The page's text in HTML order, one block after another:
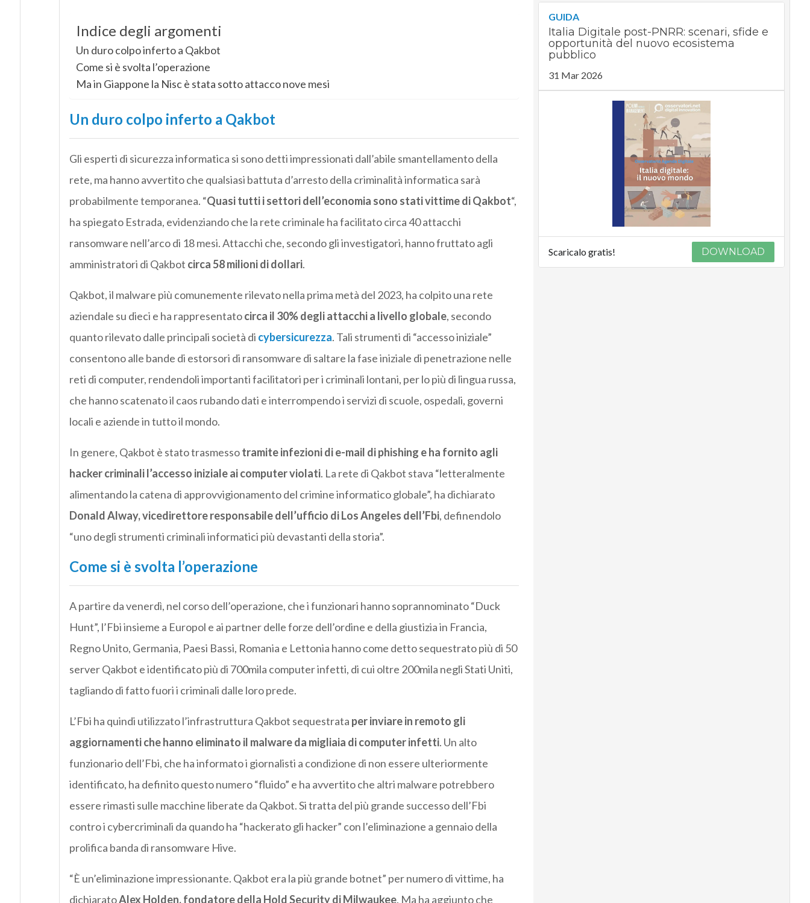
Indice degli argomenti
Un duro colpo inferto a Qakbot
Come si è svolta l’operazione
Ma in Giappone la Nisc è stata sotto attacco nove mesi
Un duro colpo inferto a Qakbot
Gli esperti di sicurezza informatica si sono detti impressionati dall’abile smantellamento della
rete, ma hanno avvertito che qualsiasi battuta d’arresto della criminalità informatica sarà
probabilmente temporanea. “Quasi tutti i settori dell’economia sono stati vittime di Qakbot“,
ha spiegato Estrada, evidenziando che la rete criminale ha facilitato circa 40 attacchi
ransomware nell’arco di 18 mesi. Attacchi che, secondo gli investigatori, hanno fruttato agli
amministratori di Qakbot circa 58 milioni di dollari.
Qakbot, il malware più comunemente rilevato nella prima metà del 2023, ha colpito una rete
aziendale su dieci e ha rappresentatocirca il 30% degli attacchi a livello globale, secondo
quanto rilevato dalle principali società di cybersicurezza. Tali strumenti di “accesso iniziale”
consentono alle bande di estorsori di ransomware di saltare la fase iniziale di penetrazione nelle
reti di computer, rendendoli importanti facilitatori per i criminali lontani, per lo più di lingua russa,
che hanno scatenato il caos rubando dati e interrompendo i servizi di scuole, ospedali, governi
locali e aziende in tutto il mondo.
In genere, Qakbot è stato trasmessotramite infezioni di e-mail di phishing e ha fornito agli
hacker criminali l’accesso iniziale ai computer violati. La rete di Qakbot stava “letteralmente
alimentando la catena di approvvigionamento del crimine informatico globale”, ha dichiarato
Donald Alway, vicedirettore responsabile dell’ufficio di Los Angeles dell’Fbi, definendolo
“uno degli strumenti criminali informatici più devastanti della storia”.
Come si è svolta l’operazione
A partire da venerdì, nel corso dell’operazione, che i funzionari hanno soprannominato “Duck
Hunt”, l’Fbi insieme a Europol e ai partner delle forze dell’ordine e della giustizia in Francia,
Regno Unito, Germania, Paesi Bassi, Romania e Lettonia hanno come detto sequestrato più di 50
server Qakbot e identificato più di 700mila computer infetti, di cui oltre 200mila negli Stati Uniti,
tagliando di fatto fuori i criminali dalle loro prede.
L’Fbi ha quindi utilizzato l’infrastruttura Qakbot sequestrata per inviare in remoto gli
aggiornamenti che hanno eliminato il malware da migliaia di computer infetti. Un alto
funzionario dell’Fbi, che ha informato i giornalisti a condizione di non essere ulteriormente
identificato, ha definito questo numero “fluido” e ha avvertito che altri malware potrebbero
essere rimasti sulle macchine liberate da Qakbot. Si tratta del più grande successo dell’Fbi
contro i cybercriminali da quando ha “hackerato gli hacker” con l’eliminazione a gennaio della
prolifica banda di ransomware Hive.
“È un’eliminazione impressionante. Qakbot era la più grande botnet” per numero di vittime, ha
dichiaratoAlex Holden, fondatore della Hold Security di Milwaukee. Ma ha aggiunto che
GUIDA
Italia Digitale post-PNRR: scenari, sfide e
opportunità del nuovo ecosistema
pubblico
31 Mar 2026
Scaricalo gratis! DOWNLOAD